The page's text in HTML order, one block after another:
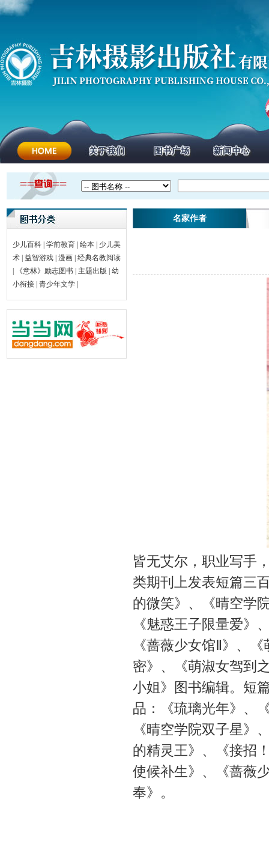
少儿百科 学前教育 绘本
少儿美
术 益智游戏 漫画 经典名教阅读
《意林》励志图书 主题出版
幼
小衔接 青少年文学
名家作者
皆无艾尔，职业写手
类期刊上发表短篇三
的微笑》、《晴空学
《魅惑王子限量爱》
《蔷薇少女馆Ⅱ》、
密》、《萌淑女驾到
小姐》图书编辑。短
品：《琉璃光年》、
《晴空学院双子星》
的精灵王》、《接招
使候补生》、《蔷薇
奉》。